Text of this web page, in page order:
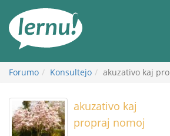
enhavo
Forumo Konsultejo akuzativo kaj
akuzativo kaj
propraj nomoj